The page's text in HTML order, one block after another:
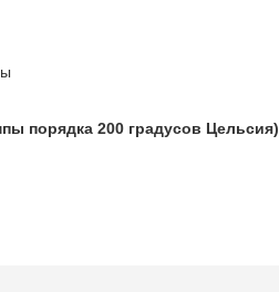
порядка 200 градусов Цельсия)